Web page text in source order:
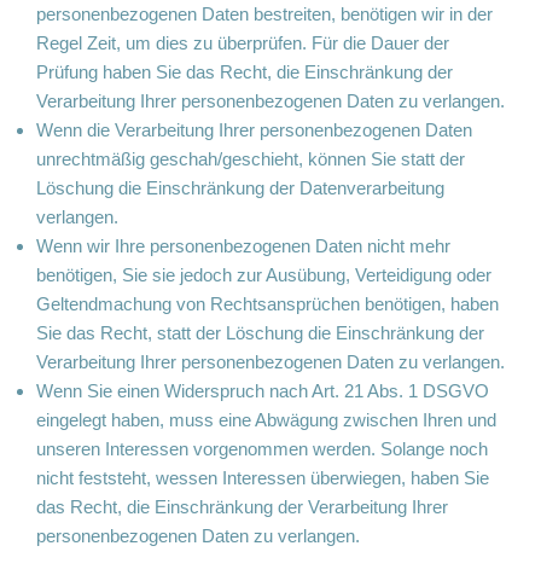
personenbezogenen Daten bestreiten, benötigen wir in der
Regel Zeit, um dies zu überprüfen. Für die Dauer der
Prüfung haben Sie das Recht, die Einschränkung der
Verarbeitung Ihrer personenbezogenen Daten zu verlangen.
Wenn die Verarbeitung Ihrer personenbezogenen Daten
unrechtmäßig geschah/geschieht, können Sie statt der
Löschung die Einschränkung der Datenverarbeitung
verlangen.
Wenn wir Ihre personenbezogenen Daten nicht mehr
benötigen, Sie sie jedoch zur Ausübung, Verteidigung oder
Geltendmachung von Rechtsansprüchen benötigen, haben
Sie das Recht, statt der Löschung die Einschränkung der
Verarbeitung Ihrer personenbezogenen Daten zu verlangen.
Wenn Sie einen Widerspruch nach Art. 21 Abs. 1 DSGVO
eingelegt haben, muss eine Abwägung zwischen Ihren und
unseren Interessen vorgenommen werden. Solange noch
nicht feststeht, wessen Interessen überwiegen, haben Sie
das Recht, die Einschränkung der Verarbeitung Ihrer
personenbezogenen Daten zu verlangen.